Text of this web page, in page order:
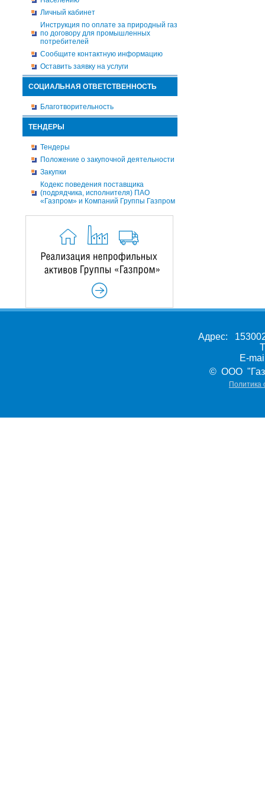
Личный кабинет
Инструкция по оплате за природный газ
по договору для промышленных
потребителей
Сообщите контактную информацию
Оставить заявку на услуги
СОЦИАЛЬНАЯ ОТВЕТСТВЕННОСТЬ
Благотворительность
ТЕНДЕРЫ
Тендеры
Положение о закупочной деятельности
Закупки
Кодекс поведения поставщика
(подрядчика, исполнителя) ПАО
«Газпром» и Компаний Группы Газпром
Адрес:
E-
© ООО
Политика